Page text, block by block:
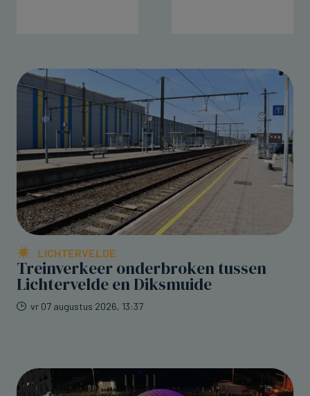
LICHTERVELDE
Treinverkeer onderbroken tussen
Lichtervelde en Diksmuide
vr 07 augustus 2026, 13:37